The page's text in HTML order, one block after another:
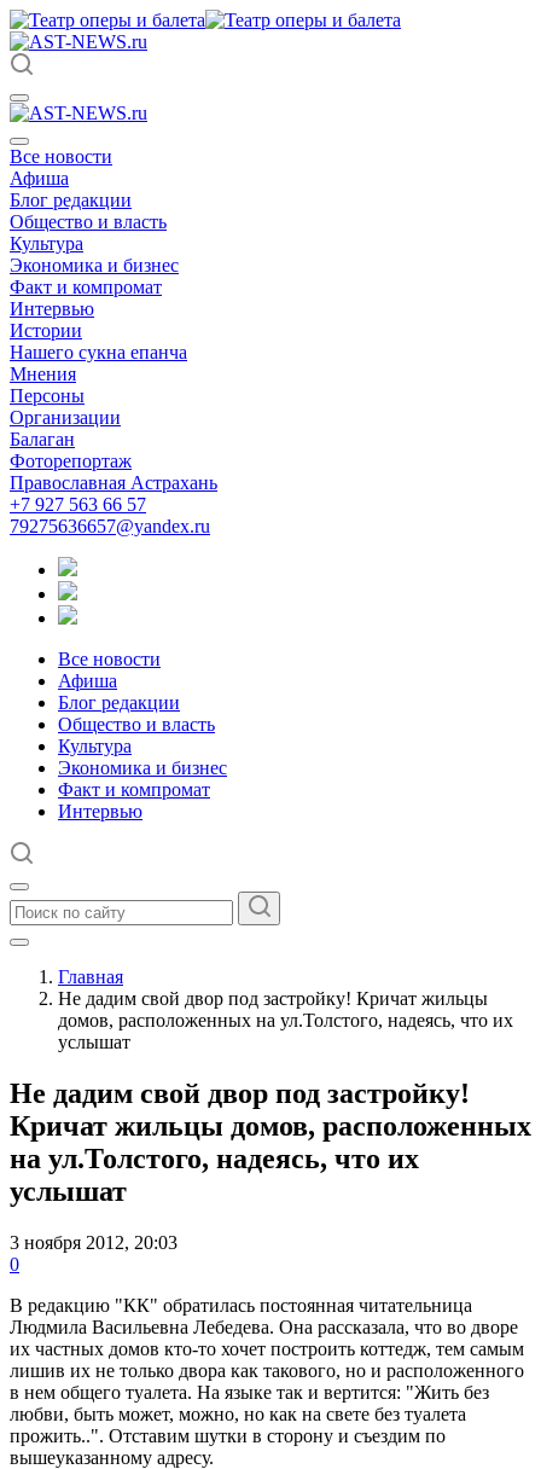
Все новости
Афиша
Блог редакции
Общество и власть
Культура
Экономика и бизнес
Факт и компромат
Интервью
Истории
Нашего сукна епанча
Мнения
Персоны
Организации
Балаган
Фоторепортаж
Православная Астрахань
+7 927 563 66 57
79275636657@yandex.ru
Все новости
Афиша
Блог редакции
Общество и власть
Культура
Экономика и бизнес
Факт и компромат
Интервью
Главная
Не дадим свой двор под застройку! Кричат жильцы
домов, расположенных на ул.Толстого, надеясь, что их
услышат
Не дадим свой двор под застройку!
Кричат жильцы домов, расположенных
на ул.Толстого, надеясь, что их
услышат
3 ноября 2012, 20:03
0
В редакцию "КК" обратилась постоянная читательница
Людмила Васильевна Лебедева. Она рассказала, что во дворе
их частных домов кто-то хочет построить коттедж, тем самым
лишив их не только двора как такового, но и расположенного
в нем общего туалета. На языке так и вертится: "Жить без
любви, быть может, можно, но как на свете без туалета
прожить..". Отставим шутки в сторону и съездим по
вышеуказанному адресу.